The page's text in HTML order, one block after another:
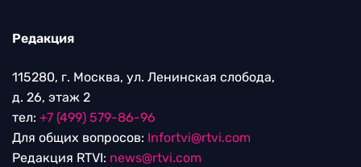
Редакция
115280, г. Москва, ул. Ленинская слобода,
д. 26, этаж 2
тел: +7 (499) 579-86-96
Для общих вопросов: Infortvi@rtvi.com
Редакция RTVI: news@rtvi.com